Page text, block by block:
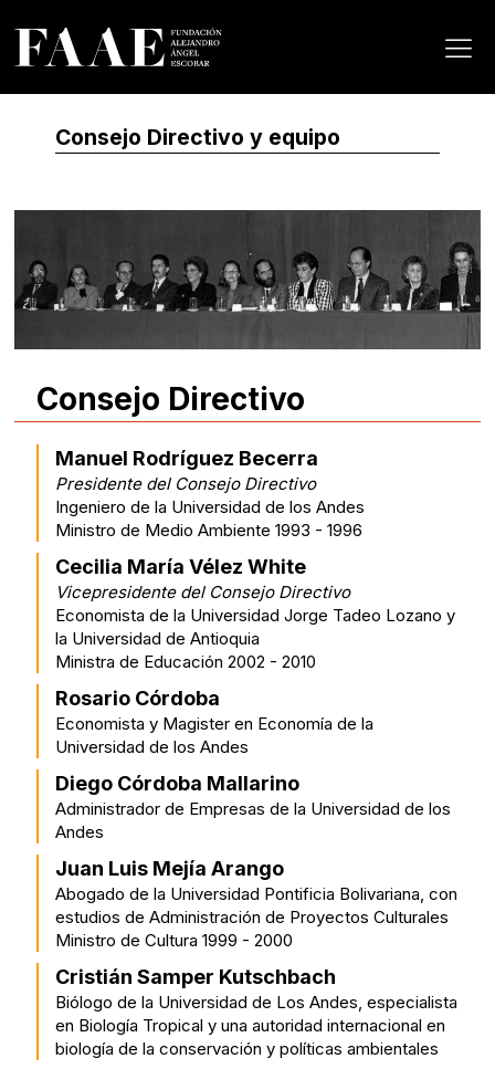
Consejo Directivo y equipo
Consejo Directivo
Manuel Rodríguez Becerra
Presidente del Consejo Directivo
Ingeniero de la Universidad de los Andes
Ministro de Medio Ambiente 1993 - 1996
Cecilia María Vélez White
Vicepresidente del Consejo Directivo
Economista de la Universidad Jorge Tadeo Lozano y
la Universidad de Antioquia
Ministra de Educación 2002 - 2010
Rosario Córdoba
Economista y Magister en Economía de la
Universidad de los Andes
Diego Córdoba Mallarino
Administrador de Empresas de la Universidad de los
Andes
Juan Luis Mejía Arango
Abogado de la Universidad Pontificia Bolivariana, con
estudios de Administración de Proyectos Culturales
Ministro de Cultura 1999 - 2000
Cristián Samper Kutschbach
Biólogo de la Universidad de Los Andes, especialista
en Biología Tropical y una autoridad internacional en
biología de la conservación y políticas ambientales